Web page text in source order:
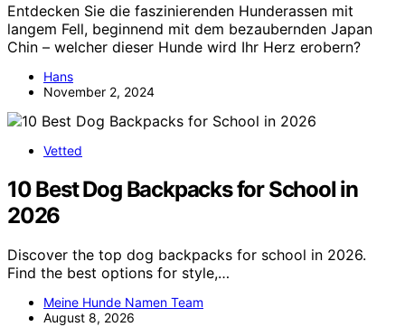
Entdecken Sie die faszinierenden Hunderassen mit
langem Fell, beginnend mit dem bezaubernden Japan
Chin – welcher dieser Hunde wird Ihr Herz erobern?
Hans
November 2, 2024
Vetted
10 Best Dog Backpacks for School in
2026
Discover the top dog backpacks for school in 2026.
Find the best options for style,…
Meine Hunde Namen Team
August 8, 2026